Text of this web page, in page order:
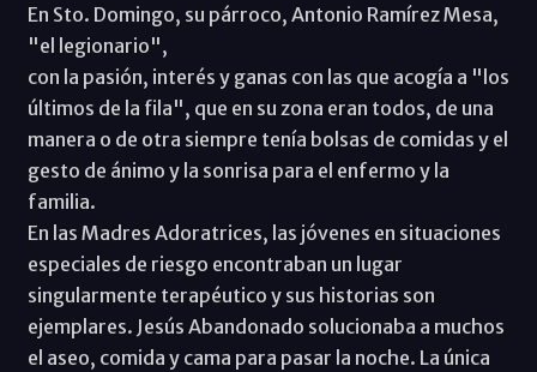
En Sto. Domingo, su párroco, Antonio Ramírez Mesa,
"el legionario",
con la pasión, interés y ganas con las que acogía a "los
últimos de la fila", que en su zona eran todos, de una
manera o de otra siempre tenía bolsas de comidas y el
gesto de ánimo y la sonrisa para el enfermo y la
familia.
En las Madres Adoratrices, las jóvenes en situaciones
especiales de riesgo encontraban un lugar
singularmente terapéutico y sus historias son
ejemplares. Jesús Abandonado solucionaba a muchos
el aseo, comida y cama para pasar la noche. La única